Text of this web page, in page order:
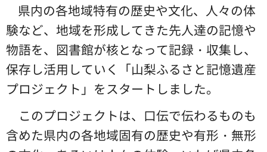
県内の各地域特有の歴史や文化、人々の体
験など、地域を形成してきた先人達の記憶や
物語を、図書館が核となって記録・収集し、
保存し活用していく「山梨ふるさと記憶遺産
プロジェクト」をスタートしました。
このプロジェクトは、口伝で伝わるものも
含めた県内の各地域固有の歴史や有形・無形